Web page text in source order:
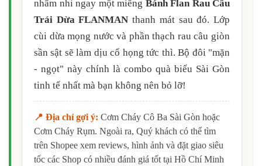
nhâm nhi ngay một miếng Bánh Flan Rau Câu
Trái Dừa FLANMAN thanh mát sau đó. Lớp
cùi dừa mọng nước và phần thạch rau câu giòn
sần sật sẽ làm dịu cổ họng tức thì. Bộ đôi "mặn
- ngọt" này chính là combo quà biếu Sài Gòn
tinh tế nhất mà bạn không nên bỏ lỡ!
📍 Địa chỉ gợi ý: Cơm Cháy Cô Ba Sài Gòn hoặc
Cơm Cháy Rụm. Ngoài ra, Quý khách có thể tìm
trên Shopee xem reviews, hình ảnh và đặt giao siêu
tốc các Shop có nhiều đánh giá tốt tại Hồ Chí Minh